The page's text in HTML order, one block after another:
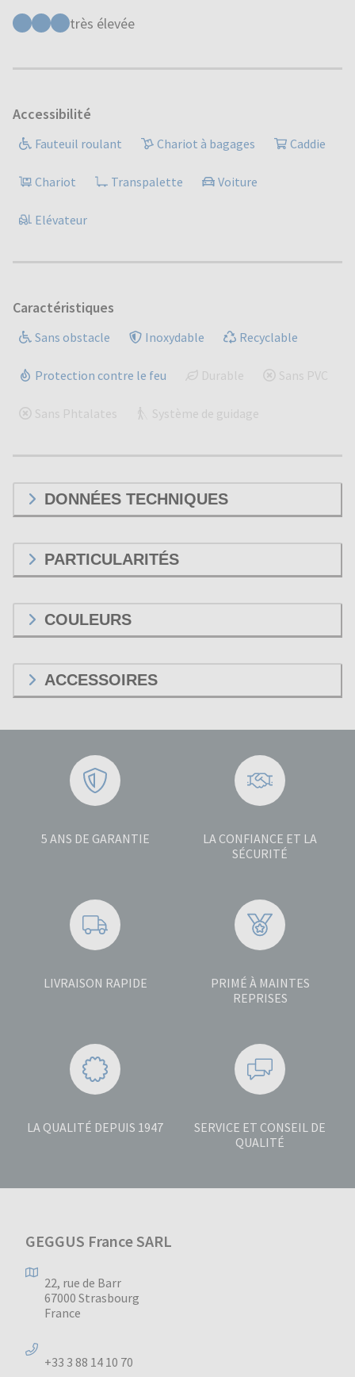
très élevée
Accessibilité
Fauteuil roulant Chariot à bagages Caddie
Chariot Transpalette Voiture
Elévateur
Caractéristiques
Sans obstacle Inoxydable Recyclable
Protection contre le feu Durable Sans PVC
Sans Phtalates Système de guidage
DONNÉES TECHNIQUES
PARTICULARITÉS
COULEURS
ACCESSOIRES
5 ANS DE GARANTIE
LA CONFIANCE ET LA
SÉCURITÉ
LIVRAISON RAPIDE
PRIMÉ À MAINTES
REPRISES
LA QUALITÉ DEPUIS 1947
SERVICE ET CONSEIL DE
QUALITÉ
GEGGUS France SARL
22, rue de Barr
67000 Strasbourg
France
+33 3 88 14 10 70